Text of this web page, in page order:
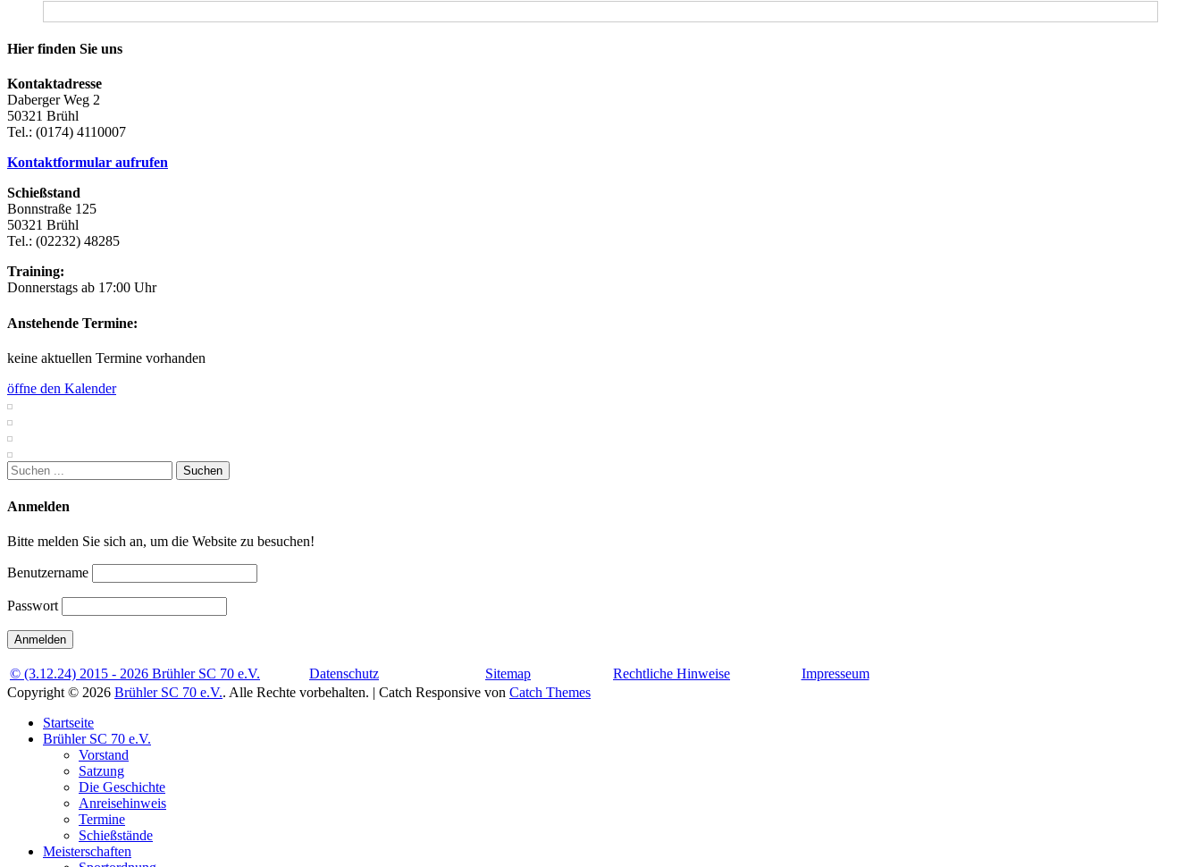
Hier finden Sie uns
Kontaktadresse
Daberger Weg 2
50321 Brühl
Tel.: (0174) 4110007
Kontaktformular aufrufen
Schießstand
Bonnstraße 125
50321 Brühl
Tel.: (02232) 48285
Training:
Donnerstags ab 17:00 Uhr
Anstehende Termine:
keine aktuellen Termine vorhanden
öffne den Kalender
Suchen
nach:
Anmelden
Bitte melden Sie sich an, um die Website zu besuchen!
Benutzername
Passwort
© (3.12.24) 2015 - 2026 Brühler SC 70 e.V. Datenschutz Sitemap Rechtliche Hinweise
Impresseum
Copyright © 2026 Brühler SC 70 e.V.. Alle Rechte vorbehalten. | Catch Responsive von Catch Themes
oben
scrollen
Startseite
Brühler SC 70 e.V.
Vorstand
Satzung
Die Geschichte
Anreisehinweis
Termine
Schießstände
Meisterschaften